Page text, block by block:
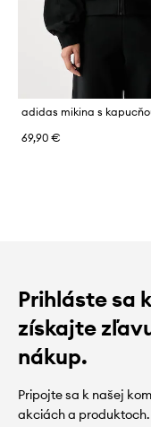
69,90 €
Prihláste sa
získajte
nákup.
Pripojte sa k našej
akciách a produktoch.